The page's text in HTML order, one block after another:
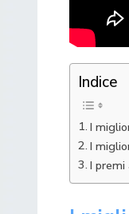
Indice
I
I
I premi